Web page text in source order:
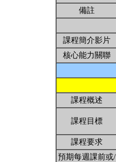
備註
課程簡介影片
核心能力關聯
課程概述
課程目標
課程要求
預期每週課前或/